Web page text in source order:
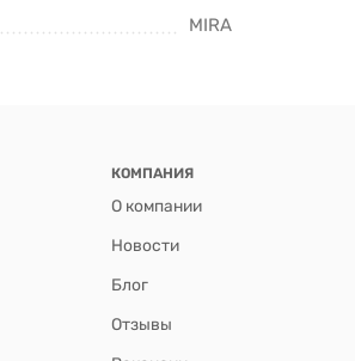
MIRA
КОМПАНИЯ
О компании
Новости
Блог
Отзывы